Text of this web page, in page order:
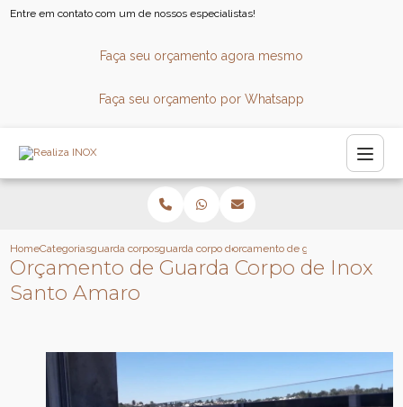
Entre em contato com um de nossos especialistas!
Faça seu orçamento agora mesmo
Faça seu orçamento por Whatsapp
HomeCategoriasguarda corposguarda corpo de vidro para escada
orcamento de guarda corpo de
Orçamento de Guarda Corpo de Inox
Santo Amaro